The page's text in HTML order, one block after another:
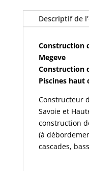
Descriptif de
Construction
Megeve
Construction
Piscines haut
Constructeur
Savoie et
construction
(à
cascades,